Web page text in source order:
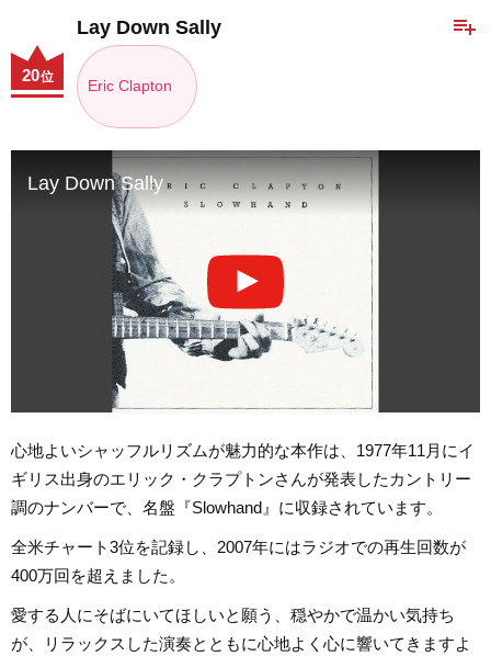
playlist_add
Lay Down Sally
Eric Clapton
20位
Lay Down Sally
心地よいシャッフルリズムが魅力的な本作は、1977年11月にイ
ギリス出身のエリック・クラプトンさんが発表したカントリー
調のナンバーで、名盤『Slowhand』に収録されています。
全米チャート3位を記録し、2007年にはラジオでの再生回数が
400万回を超えました。
愛する人にそばにいてほしいと願う、穏やかで温かい気持ち
が、リラックスした演奏とともに心地よく心に響いてきますよ